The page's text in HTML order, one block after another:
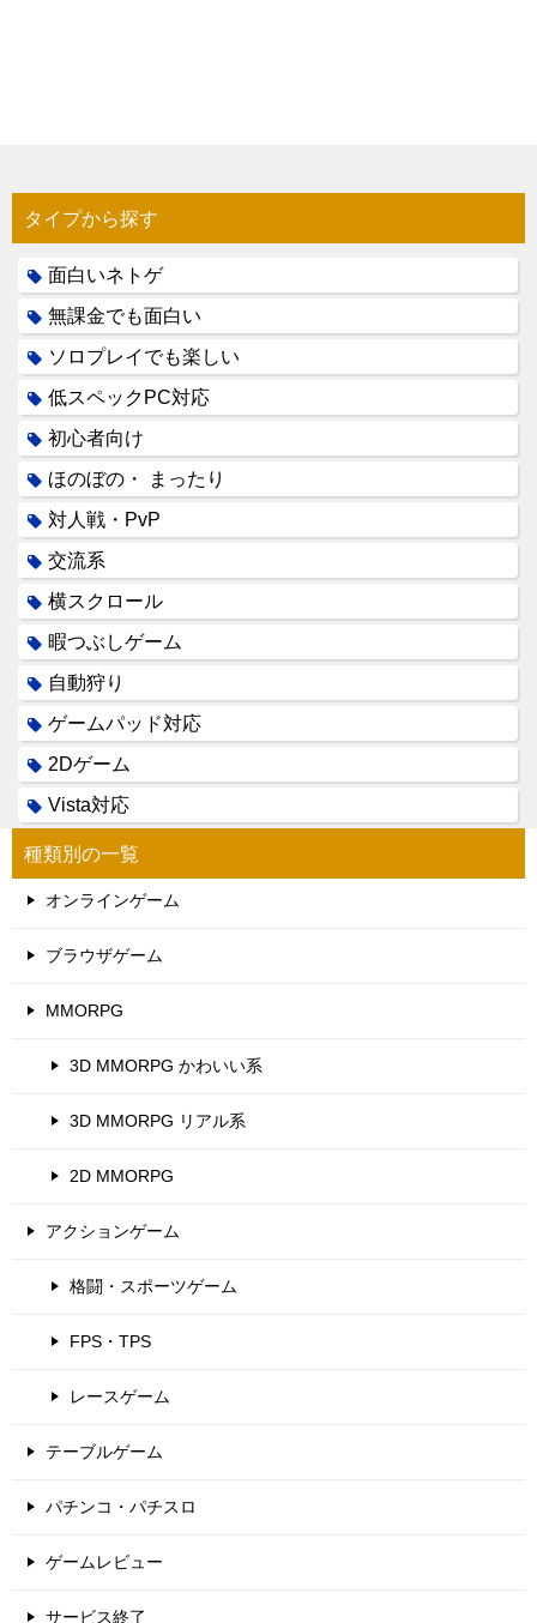
タイプから探す
面白いネトゲ
無課金でも面白い
ソロプレイでも楽しい
低スペックPC対応
初心者向け
ほのぼの・ まったり
対人戦・PvP
交流系
横スクロール
暇つぶしゲーム
自動狩り
ゲームパッド対応
2Dゲーム
Vista対応
種類別の一覧
オンラインゲーム
ブラウザゲーム
MMORPG
3D MMORPG かわいい系
3D MMORPG リアル系
2D MMORPG
アクションゲーム
格闘・スポーツゲーム
FPS・TPS
レースゲーム
テーブルゲーム
パチンコ・パチスロ
ゲームレビュー
サービス終了